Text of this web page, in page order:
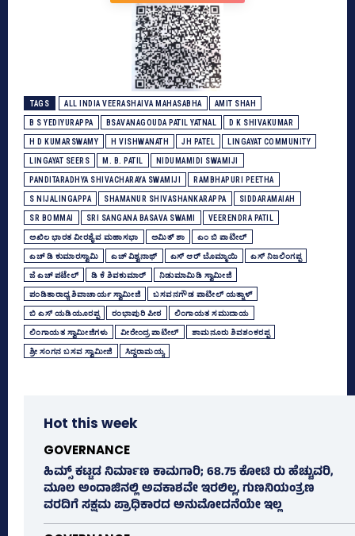
TAGS ALL INDIA VEERASHAIVA MAHASABHA AMIT SHAH
B S YEDIYURAPPA BSAVANAGOUDA PATIL YATNAL D K SHIVAKUMAR
H D KUMARSWAMY H VISHWANATH JH PATEL LINGAYAT COMMUNITY
LINGAYAT SEERS M. B. PATIL NIDUMAMIDI SWAMIJI
PANDITARADHYA SHIVACHARAYA SWAMIJI RAMBHAPURI PEETHA
S NIJALINGAPPA SHAMANUR SHIVASHANKARAPPA SIDDARAMAIAH
SR BOMMAI SRI SANGANA BASAVA SWAMI VEERENDRA PATIL
ಅಖಿಲ ಭಾರತ ವೀರಶೈವ ಮಹಾಸಭಾ ಅಮಿತ್‌ ಶಾ ಎಂ ಬಿ ಪಾಟೀಲ್‌
ಎಚ್‌ ಡಿ ಕುಮಾರಸ್ವಾಮಿ ಎಚ್‌ ವಿಶ್ವನಾಥ್‌ ಎಸ್‌ ಆರ್‌ ಬೊಮ್ಮಾಯಿ ಎಸ್‌ ನಿಜಲಿಂಗಪ್ಪ
ಜೆ ಎಚ್‌ ಪಟೇಲ್‌ ಡಿ ಕೆ ಶಿವಕುಮಾರ್ ನಿಡುಮಾಮಿಡಿ ಸ್ವಾಮೀಜಿ
ಪಂಡಿತಾರಾಧ್ಯ ಶಿವಾಚಾರ್ಯ ಸ್ವಾಮೀಜಿ ಬಸವನಗೌಡ ಪಾಟೀಲ್‌ ಯತ್ನಾಳ್‌
ಬಿ ಎಸ್‌ ಯಡಿಯೂರಪ್ಪ ರಂಭಾಪುರಿ ಪೀಠ ಲಿಂಗಾಯತ ಸಮುದಾಯ
ಲಿಂಗಾಯತ ಸ್ವಾಮೀಜಿಗಳು ವೀರೇಂದ್ರ ಪಾಟೀಲ್‌ ಶಾಮನೂರು ಶಿವಶಂಕರಪ್ಪ
ಶ್ರೀ ಸಂಗನ ಬಸವ ಸ್ವಾಮೀಜಿ ಸಿದ್ದರಾಮಯ್ಯ
Hot this week
GOVERNANCE
ಹಿಮ್ಸ್‌ ಕಟ್ಟಡ ನಿರ್ಮಾಣ ಕಾಮಗಾರಿ; 68.75 ಕೋಟಿ ರು ಹೆಚ್ಚುವರಿ,
ಮೂಲ ಅಂದಾಜಿನಲ್ಲಿ ಅವಕಾಶವೇ ಇರಲಿಲ್ಲ, ಗುಣನಿಯಂತ್ರಣ
ವರದಿಗೆ ಸಕ್ಷಮ ಪ್ರಾಧಿಕಾರದ ಅನುಮೋದನೆಯೇ ಇಲ್ಲ